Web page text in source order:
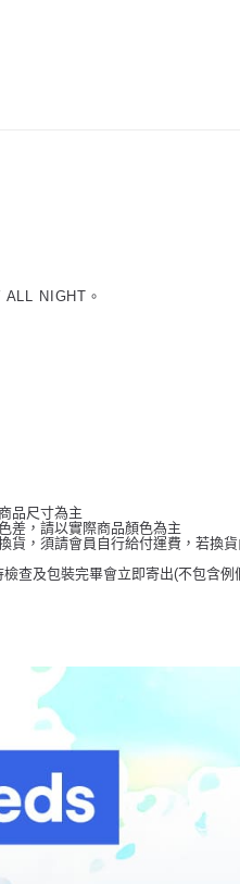
ALL NIGHT。
品尺寸為主
差，請以實際商品顏色為主
，須請會員自行給付運費，若換
查及包裝完畢會立即寄出(不包含例